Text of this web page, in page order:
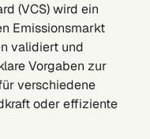
(VCS)wird ein
Emissionsmarkt
validiert und
Vorgaben zur
verschiedene
oder effiziente